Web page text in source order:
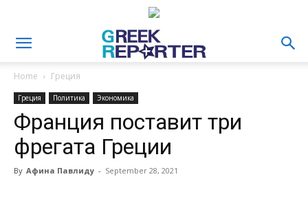
Home Греция
Греция Политика Экономика
Франция поставит три
фрегата Греции
By Афина Павлиду - September 28, 2021